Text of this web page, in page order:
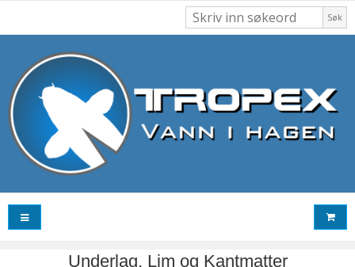
Søk
Underlag, Lim og Kantmatter